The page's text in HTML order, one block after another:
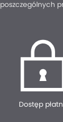
Dostęp